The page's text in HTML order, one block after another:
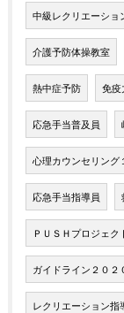
中級レクリエーショ
介護予防体操教室
熱中症予防 免疫
応急手当普及員
心理カウンセリング
応急手当指導員
ＰＵＳＨプロジェ
ガイドライン２０２
レクリエーション指